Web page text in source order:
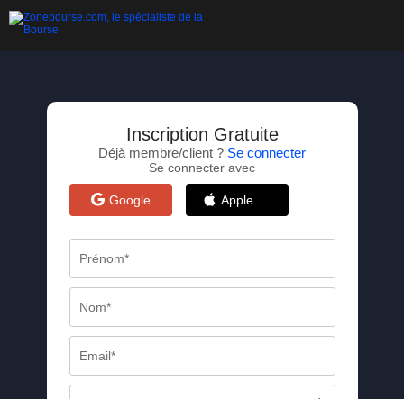
Inscription Gratuite
Déjà membre/client ? Se connecter
Se connecter avec
Google Apple